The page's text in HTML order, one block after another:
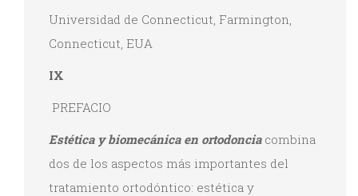
Universidad de Connecticut, Farmington,
Connecticut, EUA
IX
PREFACIO
Estética y biomecánica en ortodoncia combina
dos de los aspectos más importantes del
tratamiento ortodóntico: estética y